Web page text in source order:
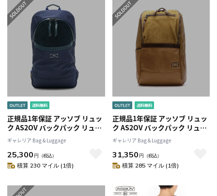
正規品1年保証 アッソブ リュッ
ク AS2OV バックパック リュッ
クサック WATER PROOF
LEATHER レザー 革 メンズ
ASSOV121631
ギャレリア Bag＆Luggage
25,300 円 （税込）
積算 230 マイル (1倍)
正規品1年保証 アッソブ リュッ
ク AS2OV バックパック リュッ
クサック LEATHER
COMBINATION レザー 革 メン
ズASSOV121650
ギャレリア Bag＆Luggage
31,350 円 （税込）
積算 285 マイル (1倍)